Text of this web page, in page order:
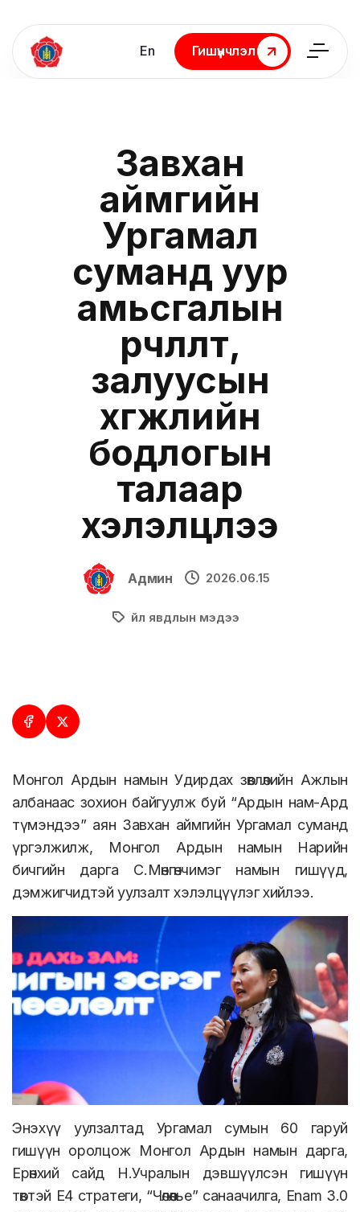
En
Гишүүнчлэл
Гишүүнчлэл
Завхан
аймгийн
Ургамал
суманд уур
амьсгалын
өөрчлөлт,
залуусын
хөгжлийн
бодлогын
талаар
хэлэлцлээ
Админ 2026.06.15
Үйл явдлын мэдээ
Монгол Ардын намын Удирдах зөвлөлийн Ажлын
албанаас зохион байгуулж буй “Ардын нам-Ард
түмэндээ” аян Завхан аймгийн Ургамал суманд
үргэлжилж, Монгол Ардын намын Нарийн
бичгийн дарга С.Мөнгөнчимэг намын гишүүд,
дэмжигчидтэй уулзалт хэлэлцүүлэг хийлээ.
Энэхүү уулзалтад Ургамал сумын 60 гаруй
гишүүн оролцож Монгол Ардын намын дарга,
Ерөнхий сайд Н.Учралын дэвшүүлсэн гишүүн
төвтэй Е4 стратеги, “Чөлөөлье” санаачилга, Enam 3.0